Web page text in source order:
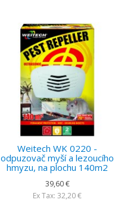
Weitech WK 0220 -
odpuzovač myší a lezoucího
hmyzu, na plochu 140m2
39,60 €
Ex Tax: 32,20 €